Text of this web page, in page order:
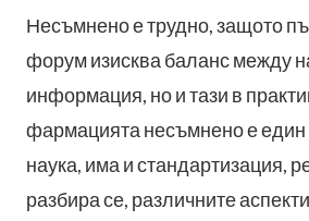
Несъмнено е трудно, защото
форум изисква баланс между
информация, но и тази в
фармацията несъмнено е един
наука, има и стандартизация,
разбира се, различните